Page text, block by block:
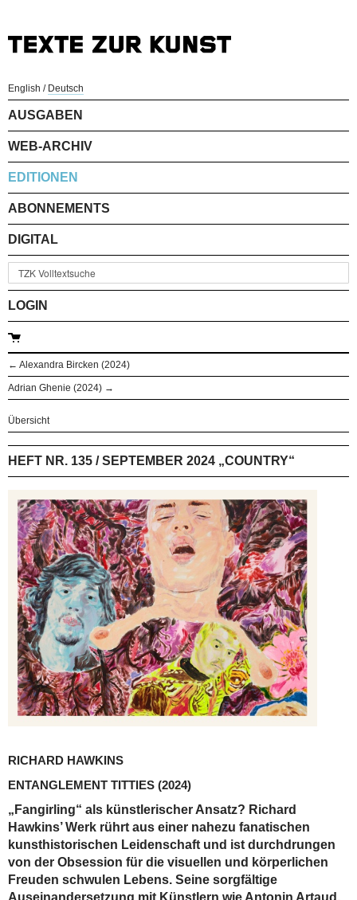
English / Deutsch
AUSGABEN
WEB-ARCHIV
EDITIONEN
ABONNEMENTS
DIGITAL
LOGIN
← Alexandra Bircken (2024)
Adrian Ghenie (2024) →
Übersicht
HEFT NR. 135 / SEPTEMBER 2024 „COUNTRY“
RICHARD HAWKINS
ENTANGLEMENT TITTIES (2024)
„Fangirling“ als künstlerischer Ansatz? Richard
Hawkins’ Werk rührt aus einer nahezu fanatischen
kunsthistorischen Leidenschaft und ist durchdrungen
von der Obsession für die visuellen und körperlichen
Freuden schwulen Lebens. Seine sorgfältige